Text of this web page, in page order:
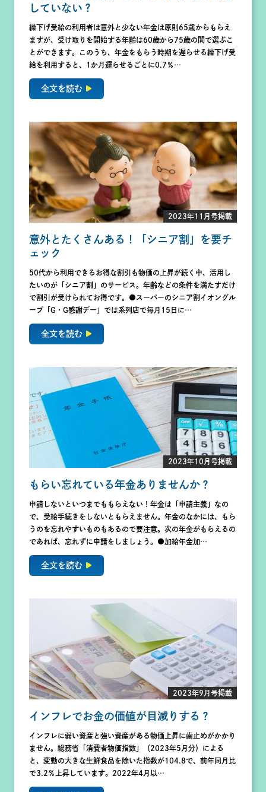
していない？
繰下げ受給の利用者は意外と少ない年金は原則65歳からもらえ
ますが、受け取りを開始する年齢は60歳から75歳の間で選ぶこ
とができます。このうち、年金をもらう時期を遅らせる繰下げ受
給を利用すると、1か月遅らせるごとに0.7％…
全文を読む
2023年11月号掲載
意外とたくさんある！「シニア割」を要チ
ェック
50代から利用できるお得な割引も物価の上昇が続く中、活用し
たいのが「シニア割」のサービス。年齢などの条件を満たすだけ
で割引が受けられてお得です。●スーパーのシニア割イオングル
ープ「G・G感謝デー」では系列店で毎月15日に…
全文を読む
2023年10月号掲載
もらい忘れている年金ありませんか？
申請しないといつまでももらえない！年金は「申請主義」なの
で、受給手続きをしないともらえません。年金のなかには、もら
うのを忘れやすいものもあるので要注意。次の年金がもらえるの
であれば、忘れずに申請をしましょう。●加給年金加…
全文を読む
2023年9月号掲載
インフレでお金の価値が目減りする？
インフレに弱い資産と強い資産がある物価上昇に歯止めがかかり
ません。総務省「消費者物価指数」（2023年5月分）による
と、変動の大きな生鮮食品を除いた指数が104.8で、前年同月比
で3.2％上昇しています。2022年4月以…